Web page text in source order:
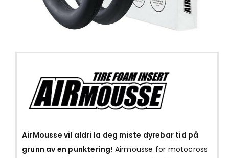
AirMousse vil aldri la deg miste dyrebar tid på
grunn av en punktering! Airmousse for motocross